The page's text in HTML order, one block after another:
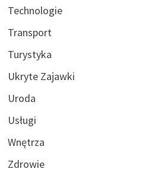
Technologie
Transport
Turystyka
Ukryte Zajawki
Uroda
Usługi
Wnętrza
Zdrowie